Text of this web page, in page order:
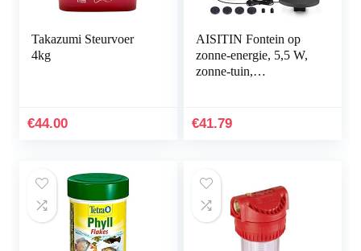
Takazumi Steurvoer
4kg
€44.00
AISITIN Fontein op
zonne-energie, 5,5 W,
zonne-tuin,
sproeiers en
€41.79